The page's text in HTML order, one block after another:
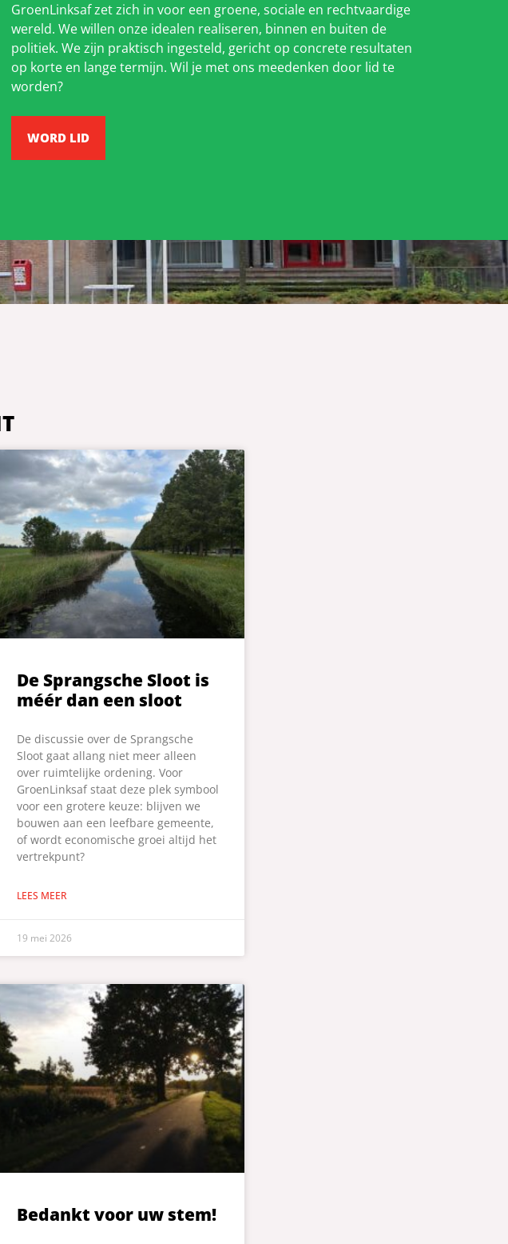
GroenLinksaf zet zich in voor een groene, sociale en rechtvaardige
wereld. We willen onze idealen realiseren, binnen en buiten de
politiek. We zijn praktisch ingesteld, gericht op concrete resultaten
op korte en lange termijn. Wil je met ons meedenken door lid te
worden?
WORD LID
De Sprangsche Sloot is
méér dan een sloot
De discussie over de Sprangsche
Sloot gaat allang niet meer alleen
over ruimtelijke ordening. Voor
GroenLinksaf staat deze plek symbool
voor een grotere keuze: blijven we
bouwen aan een leefbare gemeente,
of wordt economische groei altijd het
vertrekpunt?
LEES MEER
19 mei 2026
Bedankt voor uw stem!